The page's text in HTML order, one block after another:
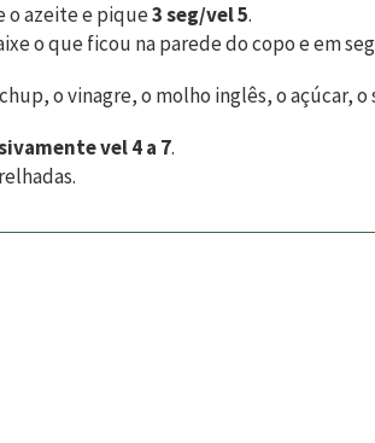
o azeite e pique3 seg/vel 5.
o que ficou na parede do copo e em
o vinagre, o molho inglês, o açúcar,
vel 4 a 7.